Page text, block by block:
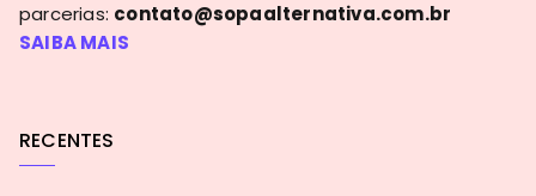
parcerias: contato@sopaalternativa.com.br
SAIBA MAIS
RECENTES